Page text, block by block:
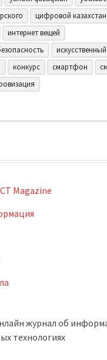
цифровой казахстан
интернет вещей
конкурс смартфон
Magazine
журнал об
технологиях